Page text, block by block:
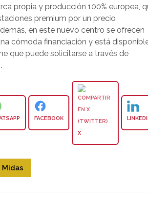
propia y producción 100% europea,
premium por un precio
en este nuevo centro se ofrecen
cómoda financiación y está
que puede solicitarse a través de
.
FACEBOOK
X
Midas